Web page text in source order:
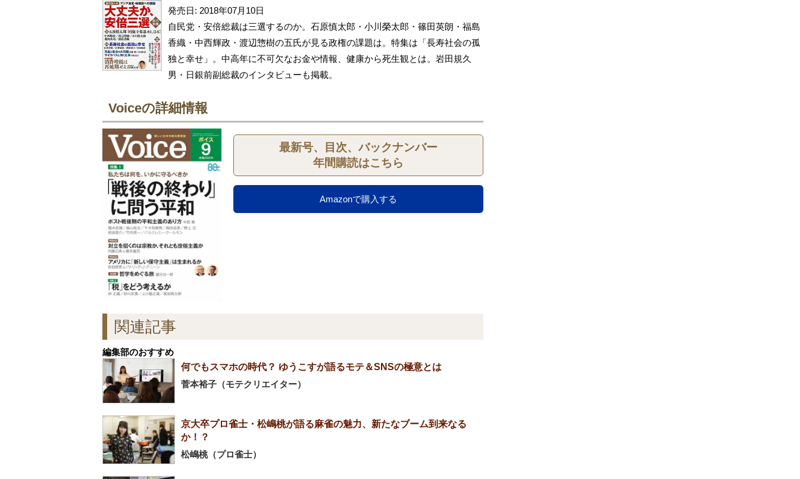
発売日: 2018年07月10日
自民党・安倍総裁は三選するのか。石原慎太郎・小川榮太郎・篠田英朗・福島
香織・中西輝政・渡辺惣樹の五氏が見る政権の課題は。特集は「長寿社会の孤
独と幸せ」。中高年に不可欠なお金や情報、健康から死生観とは。岩田規久
男・日銀前副総裁のインタビューも掲載。
Voiceの詳細情報
最新号、目次、バックナンバー
年間購読はこちら
Amazonで購入する
関連記事
編集部のおすすめ
何でもスマホの時代？ ゆうこすが語るモテ＆SNSの極意とは
菅本裕子（モテクリエイター）
京大卒プロ雀士・松嶋桃が語る麻雀の魅力、新たなブーム到来なる
か！？
松嶋桃（プロ雀士）